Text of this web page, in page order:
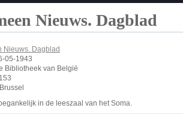
Nieuws. Dagblad
Nieuws. Dagblad
05-1943
Bibliotheek van België
Brussel
in de leeszaal van het Soma.